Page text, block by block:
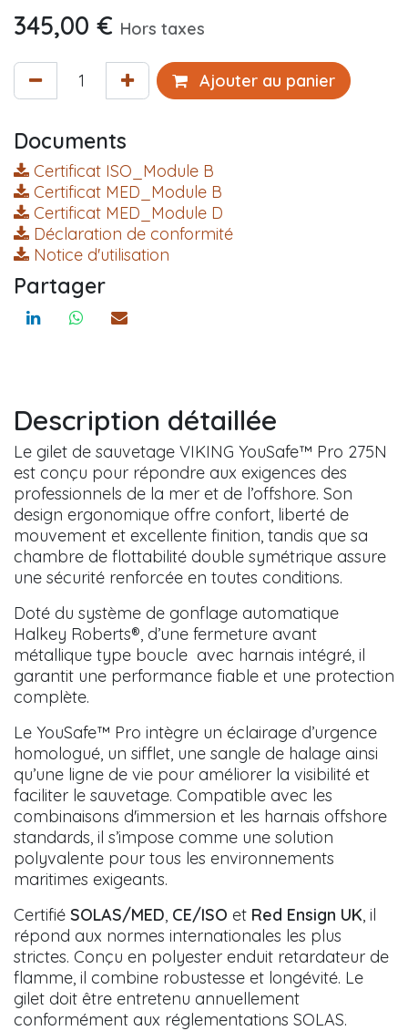
345,00 € Hors taxes
Ajouter au panier
Documents
Certificat ISO_Module B
Certificat MED_Module B
Certificat MED_Module D
Déclaration de conformité
Notice d'utilisation
Partager
Description détaillée
Le gilet de sauvetage VIKING YouSafe™ Pro 275N
est conçu pour répondre aux exigences des
professionnels de la mer et de l’offshore. Son
design ergonomique offre confort, liberté de
mouvement et excellente finition, tandis que sa
chambre de flottabilité double symétrique assure
une sécurité renforcée en toutes conditions.
Doté du système de gonflage automatique
Halkey Roberts®, d’une fermeture avant
métallique type boucle avec harnais intégré, il
garantit une performance fiable et une protection
complète.
Le YouSafe™ Pro intègre un éclairage d’urgence
homologué, un sifflet, une sangle de halage ainsi
qu’une ligne de vie pour améliorer la visibilité et
faciliter le sauvetage. Compatible avec les
combinaisons d'immersion et les harnais offshore
standards, il s’impose comme une solution
polyvalente pour tous les environnements
maritimes exigeants.
Certifié SOLAS/MED, CE/ISO et Red Ensign UK, il
répond aux normes internationales les plus
strictes. Conçu en polyester enduit retardateur de
flamme, il combine robustesse et longévité. Le
gilet doit être entretenu annuellement
conformément aux réglementations SOLAS.